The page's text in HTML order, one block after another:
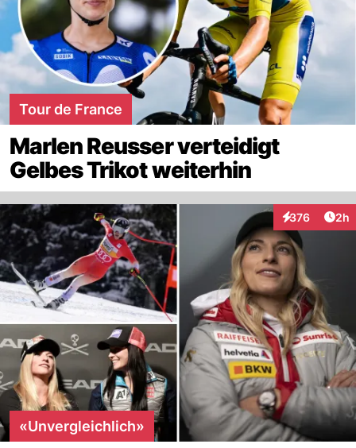
Tour de France
Marlen Reusser verteidigt
Gelbes Trikot weiterhin
376
Interaktionen
2h
«Unvergleichlich»